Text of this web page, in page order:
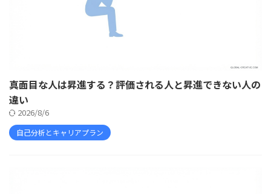
真面目な人は昇進する？評価される人と昇進できない人の
違い
2026/8/6
自己分析とキャリアプラン